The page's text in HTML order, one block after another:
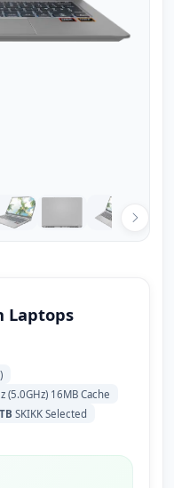
Laptops
16MB Cache
SKIKK Selected